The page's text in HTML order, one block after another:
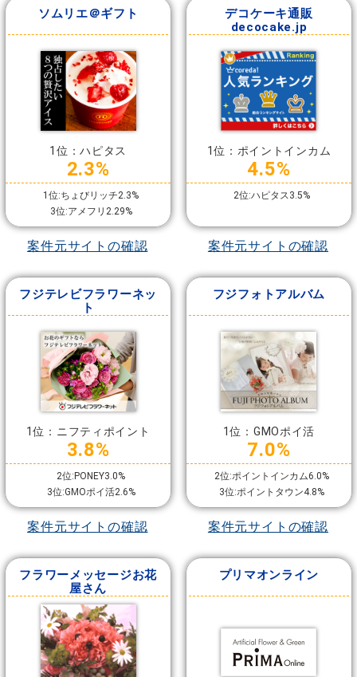
ソムリエ＠ギフト
1位：ハピタス
2.3%
1位:ちょびリッチ2.3%
3位:アメフリ2.29%
案件元サイトの確認
デコケーキ通販
decocake.jp
1位：ポイントインカム
4.5%
2位:ハピタス3.5%
案件元サイトの確認
フジテレビフラワーネッ
ト
1位：ニフティポイント
3.8%
2位:PONEY3.0%
3位:GMOポイ活2.6%
案件元サイトの確認
フジフォトアルバム
1位：GMOポイ活
7.0%
2位:ポイントインカム6.0%
3位:ポイントタウン4.8%
案件元サイトの確認
フラワーメッセージお花
屋さん
プリマオンライン